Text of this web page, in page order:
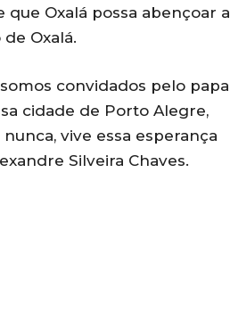
Oxalá possa abençoar a
Oxalá.
convidados pelo papa
cidade de Porto Alegre,
vive essa esperança
Silveira Chaves.